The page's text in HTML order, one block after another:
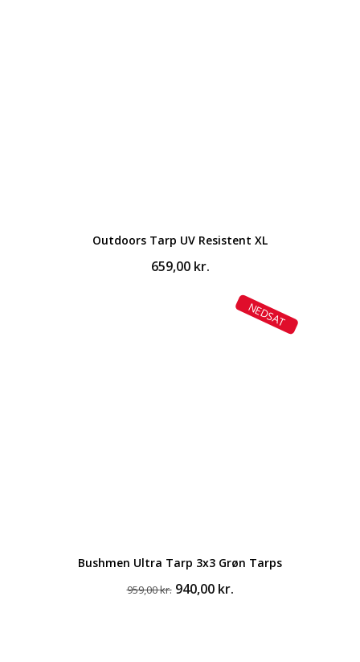
Outdoors Tarp UV Resistent XL
659,00 kr.
NEDSAT
Bushmen Ultra Tarp 3x3 Grøn Tarps
959,00kr. Den
940,00 kr.Den